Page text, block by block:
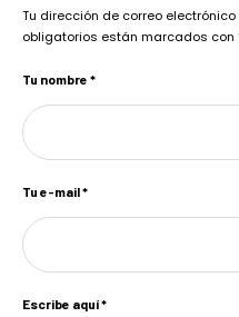
Tu dirección de correo
obligatorios están marcados con
Escribe aquí *
Tu nombre *
Tu e-mail *